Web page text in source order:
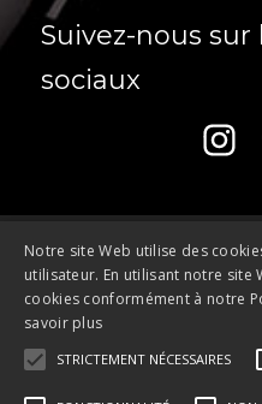
Suivez-nous sur
sociaux
Politique
Notre site Web utilise des
utilisateur. En utilisant notre site
cookies conformément à notre
savoir plus
STRICTEMENT NÉCESSAIRES